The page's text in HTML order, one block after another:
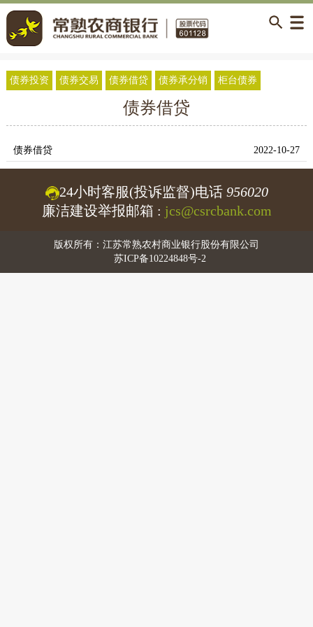
债券投资 债券交易 债券借贷 债券承分销 柜台债券
债券借贷
债券借贷 2022-10-27
24小时客服(投诉监督)电话 956020
廉洁建设举报邮箱 : jcs@csrcbank.com
版权所有：江苏常熟农村商业银行股份有限公司
苏ICP备10224848号-2